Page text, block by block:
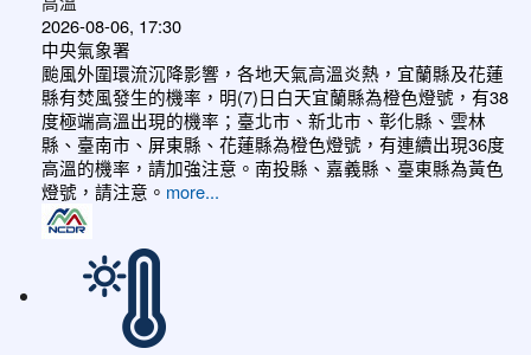
2026-08-06, 17:30
中央氣象署
颱風外圍環流沉降影響，各地天氣高溫炎熱，宜蘭縣及花蓮
縣有焚風發生的機率，明(7)日白天宜蘭縣為橙色燈號，有38
度極端高溫出現的機率；臺北市、新北市、彰化縣、雲林
縣、臺南市、屏東縣、花蓮縣為橙色燈號，有連續出現36度
高溫的機率，請加強注意。南投縣、嘉義縣、臺東縣為黃色
燈號，請注意。 more...